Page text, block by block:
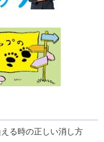
る時の正しい消し方